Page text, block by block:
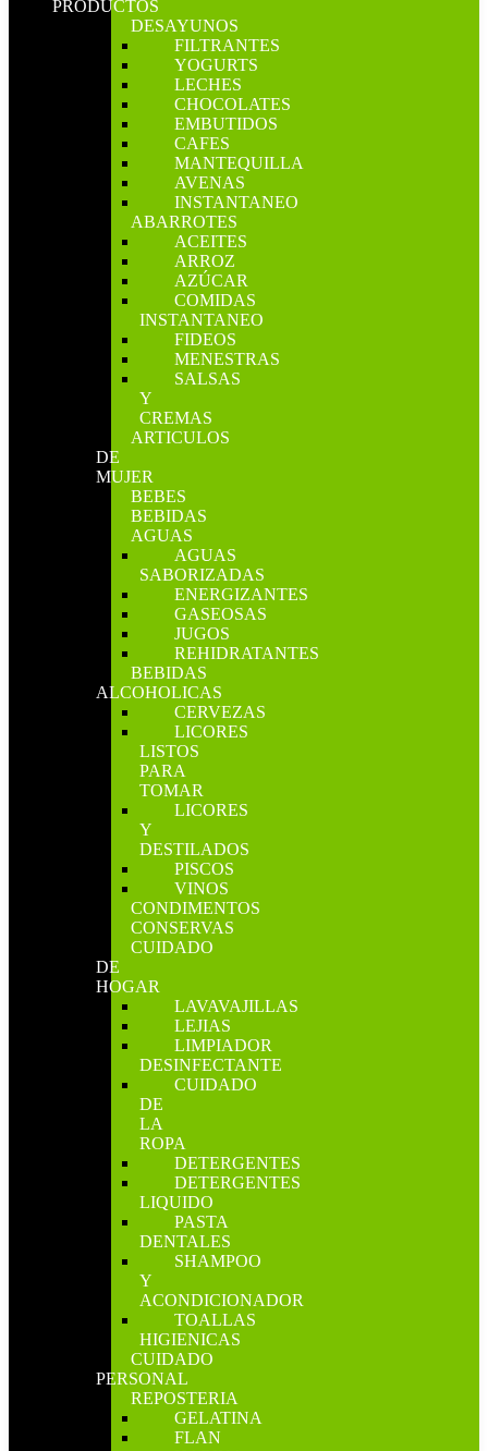
PRODUCTOS
DESAYUNOS
FILTRANTES
YOGURTS
LECHES
CHOCOLATES
EMBUTIDOS
CAFES
MANTEQUILLA
AVENAS
INSTANTANEO
ABARROTES
ACEITES
ARROZ
AZÚCAR
COMIDAS
INSTANTANEO
FIDEOS
MENESTRAS
SALSAS
Y
CREMAS
ARTICULOS
DE
MUJER
BEBES
BEBIDAS
AGUAS
AGUAS
SABORIZADAS
ENERGIZANTES
GASEOSAS
JUGOS
REHIDRATANTES
BEBIDAS
ALCOHOLICAS
CERVEZAS
LICORES
LISTOS
PARA
TOMAR
LICORES
Y
DESTILADOS
PISCOS
VINOS
CONDIMENTOS
CONSERVAS
CUIDADO
DE
HOGAR
LAVAVAJILLAS
LEJIAS
LIMPIADOR
DESINFECTANTE
CUIDADO
DE
LA
ROPA
DETERGENTES
DETERGENTES
LIQUIDO
PASTA
DENTALES
SHAMPOO
Y
ACONDICIONADOR
TOALLAS
HIGIENICAS
CUIDADO
PERSONAL
REPOSTERIA
GELATINA
FLAN